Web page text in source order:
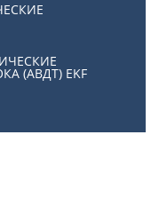
(АВДТ) EKF